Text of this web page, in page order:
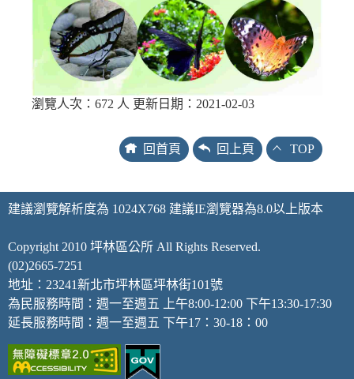
瀏覽人次：672 人 更新日期：2021-02-03
回首頁 回上頁 TOP
建議瀏覽解析度為 1024X768 建議IE瀏覽器為8.0以上版本
Copyright 2010 坪林區公所 All Rights Reserved.
(02)2665-7251
地址：23241新北市坪林區坪林街101號
為民服務時間：週一至週五 上午8:00-12:00 下午13:30-17:30
延長服務時間：週一至週五 下午17：30-18：00